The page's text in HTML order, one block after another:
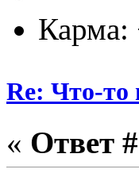
Карма:
Re: Что-
« Ответ